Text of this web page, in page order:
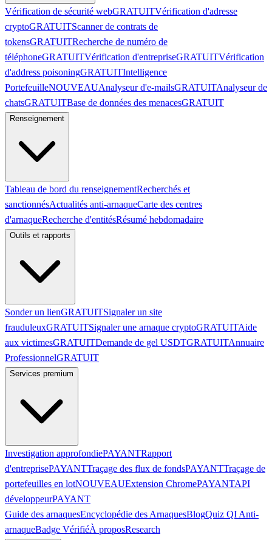
Vérification de sécurité webGRATUITVérification d'adresse
cryptoGRATUITScanner de contrats de
tokensGRATUITRecherche de numéro de
téléphoneGRATUITVérification d'entrepriseGRATUITVérification
d'address poisoningGRATUITIntelligence
PortefeuilleNOUVEAUAnalyseur d'e-mailsGRATUITAnalyseur de
chatsGRATUITBase de données des menacesGRATUIT
Renseignement
Tableau de bord du renseignementRecherchés et
sanctionnésActualités anti-arnaqueCarte des centres
d'arnaqueRecherche d'entitésRésumé hebdomadaire
Outils et rapports
Sonder un lienGRATUITSignaler un site
frauduleuxGRATUITSignaler une arnaque cryptoGRATUITAide
aux victimesGRATUITDemande de gel USDTGRATUITAnnuaire
ProfessionnelGRATUIT
Services premium
Investigation approfondiePAYANTRapport
d'entreprisePAYANTTraçage des flux de fondsPAYANTTraçage de
portefeuilles en lotNOUVEAUExtension ChromePAYANTAPI
développeurPAYANT
Guide des arnaquesEncyclopédie des ArnaquesBlogQuiz QI Anti-
arnaqueBadge VérifiéÀ proposResearch